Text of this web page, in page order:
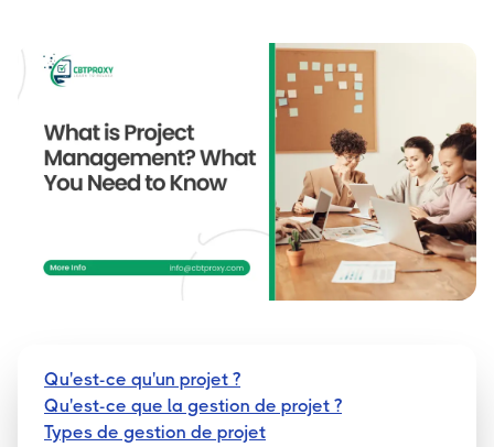
Qu'est-ce qu'un projet ?
Qu'est-ce que la gestion de projet ?
Types de gestion de projet